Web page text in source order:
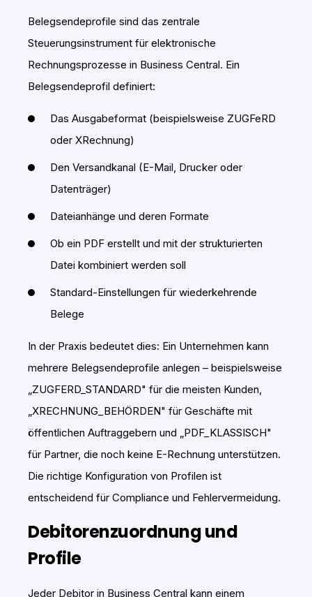
Belegsendeprofile sind das zentrale
Steuerungsinstrument für elektronische
Rechnungsprozesse in Business Central. Ein
Belegsendeprofil definiert:
Das Ausgabeformat (beispielsweise ZUGFeRD
oder XRechnung)
Den Versandkanal (E-Mail, Drucker oder
Datenträger)
Dateianhänge und deren Formate
Ob ein PDF erstellt und mit der strukturierten
Datei kombiniert werden soll
Standard-Einstellungen für wiederkehrende
Belege
In der Praxis bedeutet dies: Ein Unternehmen kann
mehrere Belegsendeprofile anlegen – beispielsweise
„ZUGFERD_STANDARD" für die meisten Kunden,
„XRECHNUNG_BEHÖRDEN" für Geschäfte mit
öffentlichen Auftraggebern und „PDF_KLASSISCH"
für Partner, die noch keine E-Rechnung unterstützen.
Die richtige Konfiguration von Profilen ist
entscheidend für Compliance und Fehlervermeidung.
Debitorenzuordnung und
Profile
Jeder Debitor in Business Central kann einem